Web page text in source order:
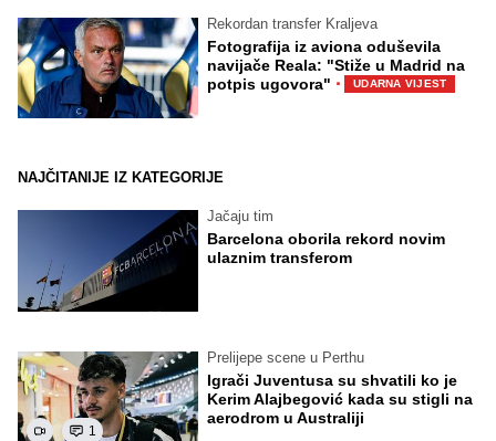
Rekordan transfer Kraljeva
Fotografija iz aviona oduševila
navijače Reala: "Stiže u Madrid na
potpis ugovora" · UDARNA VIJEST
NAJČITANIJE IZ KATEGORIJE
Jačaju tim
Barcelona oborila rekord novim
ulaznim transferom
1
Prelijepe scene u Perthu
Igrači Juventusa su shvatili ko je
Kerim Alajbegović kada su stigli na
aerodrom u Australiji